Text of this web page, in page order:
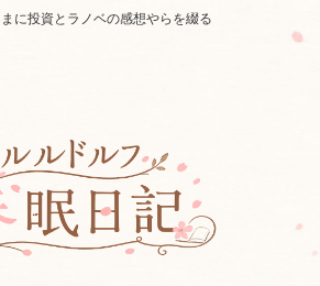
に投資とラノベの感想やらを綴る